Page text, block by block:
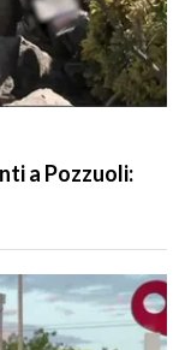
a Pozzuoli: